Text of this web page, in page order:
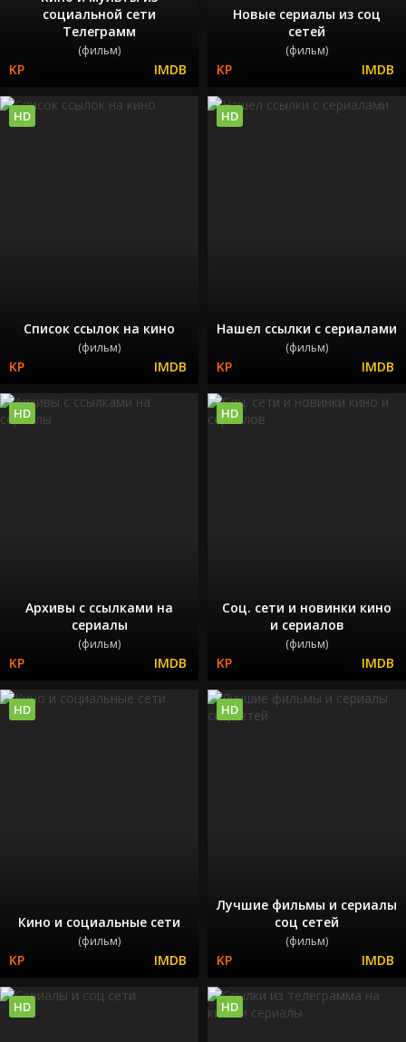
социальной сети
Телеграмм
(фильм)
Новые сериалы из соц
сетей
(фильм)
Список ссылок на кино
(фильм)
HD
Нашел ссылки с сериалами
(фильм)
HD
Архивы с ссылками на
сериалы
(фильм)
HD
Соц. сети и новинки кино
и сериалов
(фильм)
HD
Кино и социальные сети
(фильм)
HD
Лучшие фильмы и сериалы
соц сетей
(фильм)
HD
HD HD